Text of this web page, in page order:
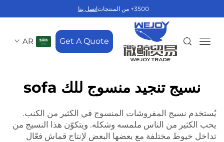
3500+ من المنتجات اتصل بنا
Get A Quote
AR
نسيج تنجيد منسوج للك sofa
يُستخدم نسيج المفروشات المنسوج في الكثير من الكنب.
يحب الكثير من الناس ملمسه وشكله. ويتكوّن هذا النسيج من
تداخل خيوط مختلفة مع بعضها البعض لإنتاج قماش فعّال